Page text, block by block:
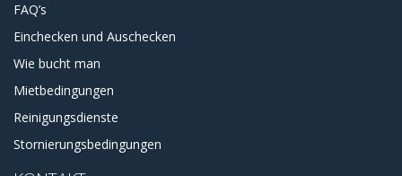
FAQ’s
Einchecken und Auschecken
Wie bucht man
Mietbedingungen
Reinigungsdienste
Stornierungsbedingungen